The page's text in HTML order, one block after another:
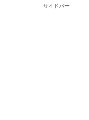
サイドバー